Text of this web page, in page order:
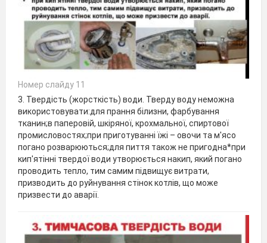
Номер слайду 11
3. Твердість (жорсткість) води. Тверду воду неможна
використовувати:для прання білизни, фарбування
тканин;в паперовій, шкіряної, крохмальної, спиртової
промисловостях;при приготуванні їжі – овочи та м'ясо
погано розварюються;для пиття також не пригодна*при
кип'ятінні твердої води утворюється накип, який погано
проводить тепло, тим самим підвищує витрати,
призводить до руйнування стінок котлів, що може
призвести до аварії.